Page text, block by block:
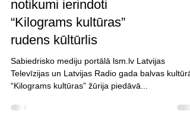
Cēsu mākslas festivāla
2017.gada spilgtākie
notikumi ierindoti
“Kilograms kultūras”
rudens kūltūrlis